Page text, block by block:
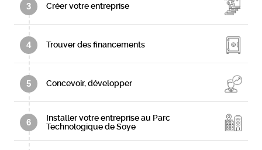
3 Créer votre entreprise
4 Trouver des financements
5 Concevoir, développer
6
Installer votre entreprise au Parc
Technologique de Soye